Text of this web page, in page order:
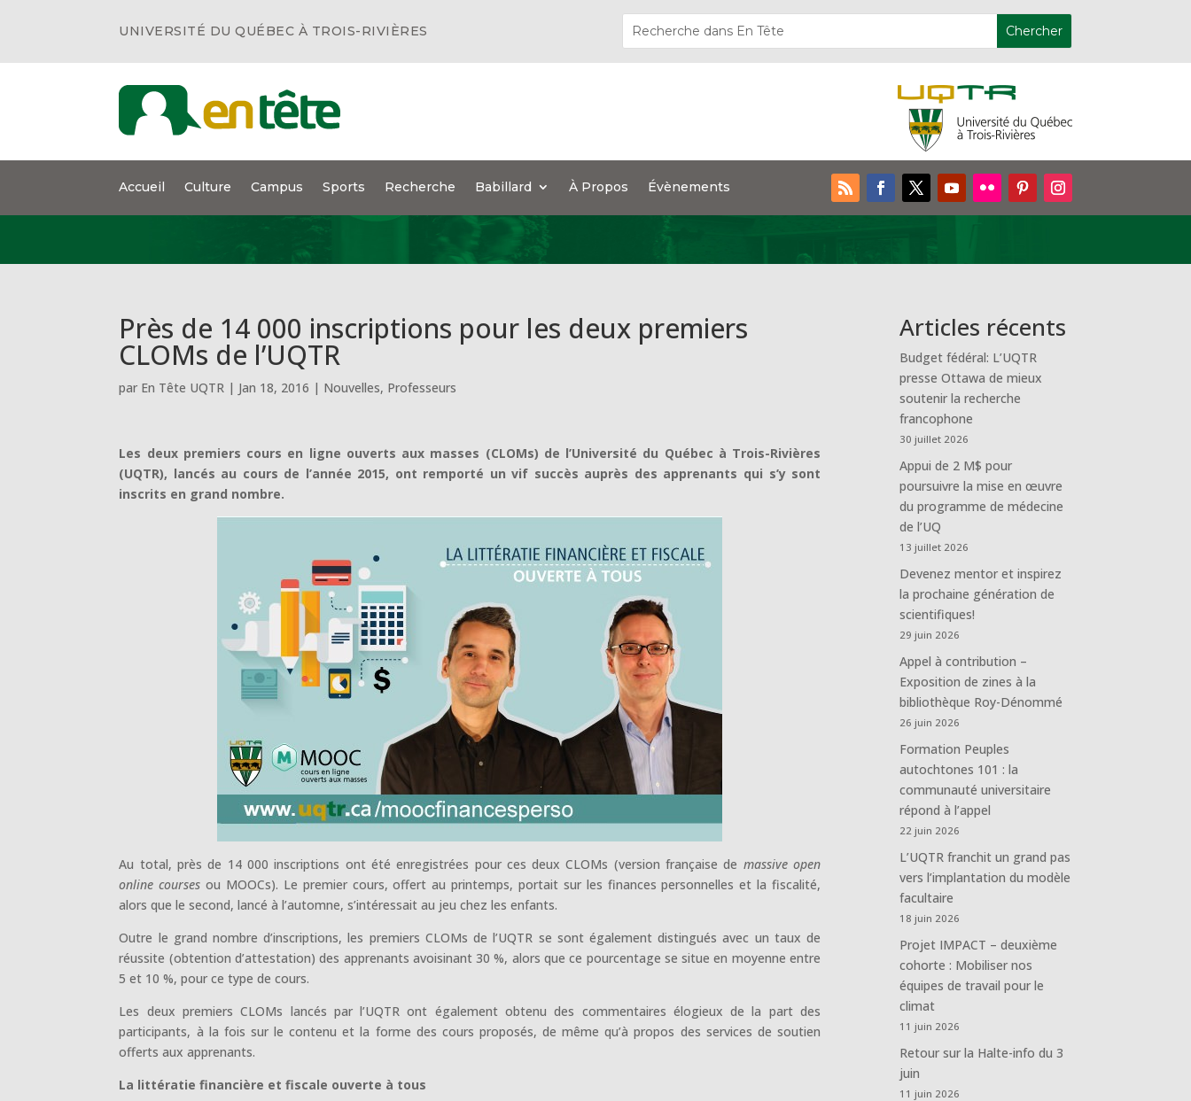
UNIVERSITÉ DU QUÉBEC À TROIS-RIVIÈRES
Accueil Culture Campus Sports Recherche Babillard À Propos Évènements
Près de 14 000 inscriptions pour les deux premiers
CLOMs de l’UQTR
par En Tête UQTR | Jan 18, 2016 | Nouvelles, Professeurs
Les deux premiers cours en ligne ouverts aux masses (CLOMs) de l’Université du Québec à Trois-Rivières
(UQTR), lancés au cours de l’année 2015, ont remporté un vif succès auprès des apprenants qui s’y sont
inscrits en grand nombre.
Au total, près de 14 000 inscriptions ont été enregistrées pour ces deux CLOMs (version française de massive open
online courses ou MOOCs). Le premier cours, offert au printemps, portait sur les finances personnelles et la fiscalité,
alors que le second, lancé à l’automne, s’intéressait au jeu chez les enfants.
Outre le grand nombre d’inscriptions, les premiers CLOMs de l’UQTR se sont également distingués avec un taux de
réussite (obtention d’attestation) des apprenants avoisinant 30 %, alors que ce pourcentage se situe en moyenne entre
5 et 10 %, pour ce type de cours.
Les deux premiers CLOMs lancés par l’UQTR ont également obtenu des commentaires élogieux de la part des
participants, à la fois sur le contenu et la forme des cours proposés, de même qu’à propos des services de soutien
offerts aux apprenants.
La littératie financière et fiscale ouverte à tous
Articles récents
Budget fédéral: L’UQTR
presse Ottawa de mieux
soutenir la recherche
francophone
30 juillet 2026
Appui de 2 M$ pour
poursuivre la mise en œuvre
du programme de médecine
de l’UQ
13 juillet 2026
Devenez mentor et inspirez
la prochaine génération de
scientifiques!
29 juin 2026
Appel à contribution –
Exposition de zines à la
bibliothèque Roy-Dénommé
26 juin 2026
Formation Peuples
autochtones 101 : la
communauté universitaire
répond à l’appel
22 juin 2026
L’UQTR franchit un grand pas
vers l’implantation du modèle
facultaire
18 juin 2026
Projet IMPACT – deuxième
cohorte : Mobiliser nos
équipes de travail pour le
climat
11 juin 2026
Retour sur la Halte-info du 3
juin
11 juin 2026